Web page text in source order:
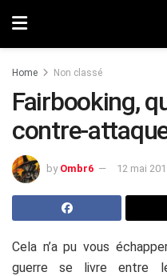
Home Non classé
Fairbooking,
contre-
by Ombr6 12 mai
Cela n’a pu vous
guerre se livre entre